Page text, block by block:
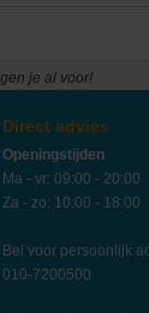
je al voor!
Direct advies
Openingstijden
Ma - vr: 09:00 - 20:00
Za - zo: 10:00 - 18:00
Bel voor persoonlijk
010-7200500